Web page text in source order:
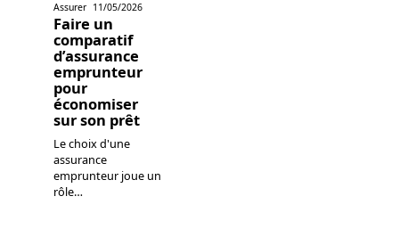
Assurer 11/05/2026
Faire un
comparatif
d’assurance
emprunteur
pour
économiser
sur son prêt
Le choix d'une
assurance
emprunteur joue un
rôle…